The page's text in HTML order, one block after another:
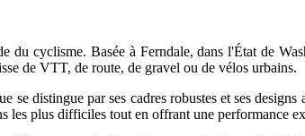
cyclisme. Basée à Ferndale, dans l'État de
de VTT, de route, de gravel ou de vélos urbains.
distingue par ses cadres robustes et ses
les plus difficiles tout en offrant une performance